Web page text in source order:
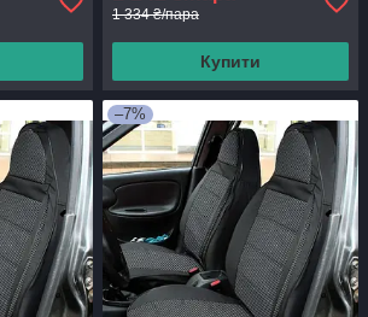
1 334 ₴/пара
Купити
–7%